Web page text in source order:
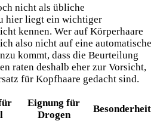
nicht als übliche
hier liegt ein wichtiger
kennen. Wer auf Körperhaare
also nicht auf eine automatische
kommt, dass die Beurteilung
raten deshalb eher zur Vorsicht,
für Kopfhaare gedacht sind.
Eignung für
Drogen
Besonderheit